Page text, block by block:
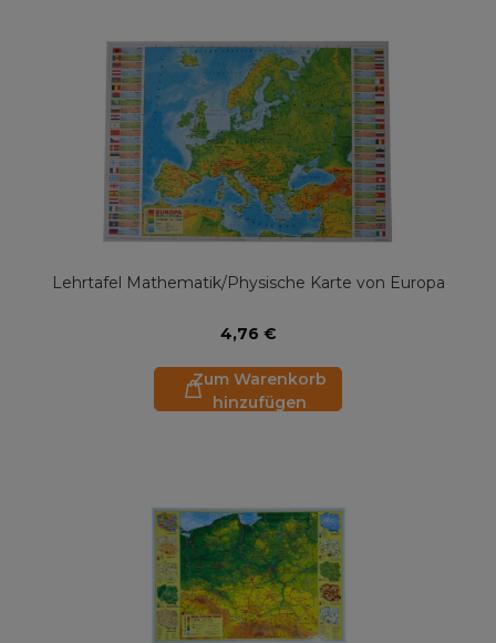
Lehrtafel Mathematik/Physische Karte von Europa
4,76 €
Zum Warenkorb
hinzufügen